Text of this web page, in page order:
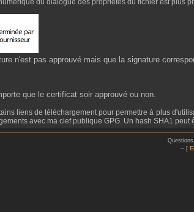
n'est pas approuvé mais que la signature
que le certificat soir approuvé ou non.
avec ma clef publique GPG. Un hash SHA1
-- [